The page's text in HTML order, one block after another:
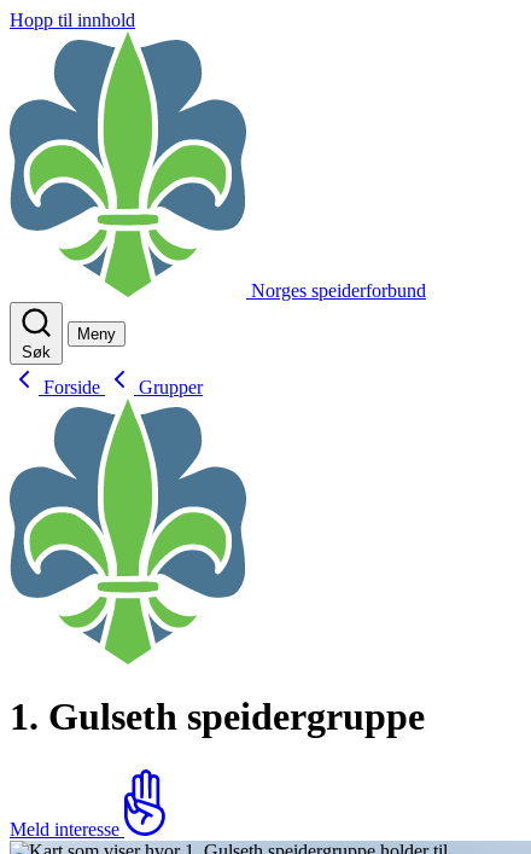
Hopp til innhold
Norges speiderforbund
Søk
Meny
Forside Grupper
1. Gulseth speidergruppe
Meld interesse